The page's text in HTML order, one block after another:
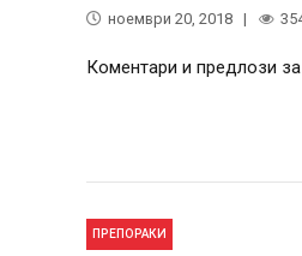
ноември 20, 2018
Коментари и предлози
ПРЕПОРАКИ